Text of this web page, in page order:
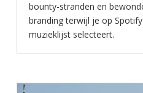
bounty-stranden en
branding terwijl je op
muzieklijst selecteert.